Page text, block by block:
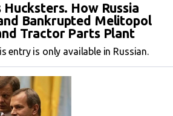
Hucksters. How Russia
Bankrupted Melitopol
Tractor Parts Plant
entry is only available in Russian.